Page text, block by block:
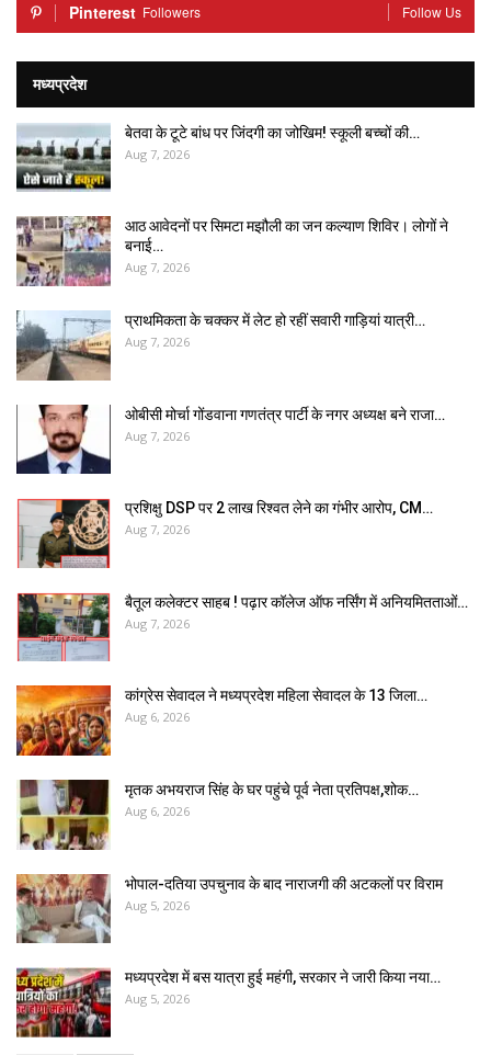
Pinterest Followers Follow Us
मध्यप्रदेश
बेतवा के टूटे बांध पर जिंदगी का जोखिम! स्कूली बच्चों की…
Aug 7, 2026
आठ आवेदनों पर सिमटा मझौली का जन कल्याण शिविर। लोगों ने
बनाई…
Aug 7, 2026
प्राथमिकता के चक्कर में लेट हो रहीं सवारी गाड़ियां यात्री…
Aug 7, 2026
ओबीसी मोर्चा गोंडवाना गणतंत्र पार्टी के नगर अध्यक्ष बने राजा…
Aug 7, 2026
प्रशिक्षु DSP पर ₹2 लाख रिश्वत लेने का गंभीर आरोप, CM…
Aug 7, 2026
बैतूल कलेक्टर साहब ! पढ़ार कॉलेज ऑफ नर्सिंग में अनियमितताओं…
Aug 7, 2026
कांग्रेस सेवादल ने मध्यप्रदेश महिला सेवादल के 13 जिला…
Aug 6, 2026
मृतक अभयराज सिंह के घर पहुंचे पूर्व नेता प्रतिपक्ष,शोक…
Aug 6, 2026
भोपाल-दतिया उपचुनाव के बाद नाराजगी की अटकलों पर विराम
Aug 5, 2026
मध्यप्रदेश में बस यात्रा हुई महंगी, सरकार ने जारी किया नया…
Aug 5, 2026